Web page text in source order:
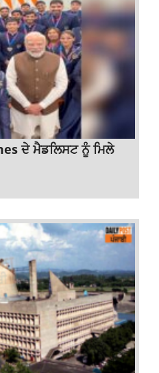
ਦੇ ਮੈਡਲਿਸਟ ਨੂੰ ਮਿਲੇ